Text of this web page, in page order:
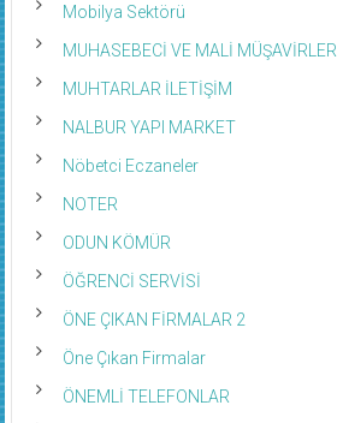
Mobilya Sektörü
MUHASEBECİ VE MALİ MÜŞAVİRLER
MUHTARLAR İLETİŞİM
NALBUR YAPI MARKET
Nöbetci Eczaneler
NOTER
ODUN KÖMÜR
ÖĞRENCİ SERVİSİ
ÖNE ÇIKAN FİRMALAR 2
Öne Çıkan Firmalar
ÖNEMLİ TELEFONLAR